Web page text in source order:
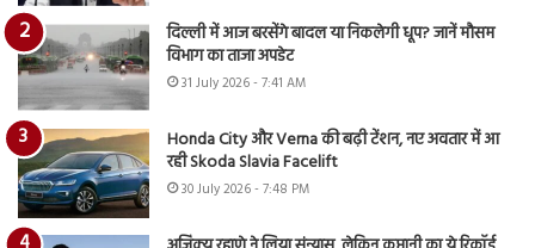
दिल्ली में आज बरसेंगे बादल या निकलेगी धूप? जानें मौसम
विभाग का ताजा अपडेट
31 July 2026 - 7:41 AM
Honda City और Verna की बढ़ी टेंशन, नए अवतार में आ
रही Skoda Slavia Facelift
30 July 2026 - 7:48 PM